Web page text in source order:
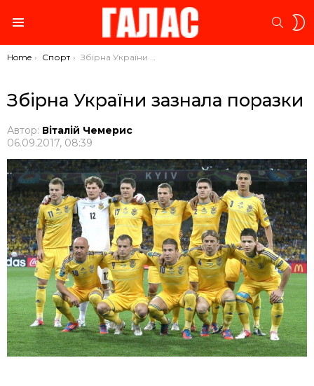
You are here:
Home Спорт Збірна України зазнала поразки
Збірна України зазнала поразки
Автор: Віталій Чемерис
06.09.2017, 08:39